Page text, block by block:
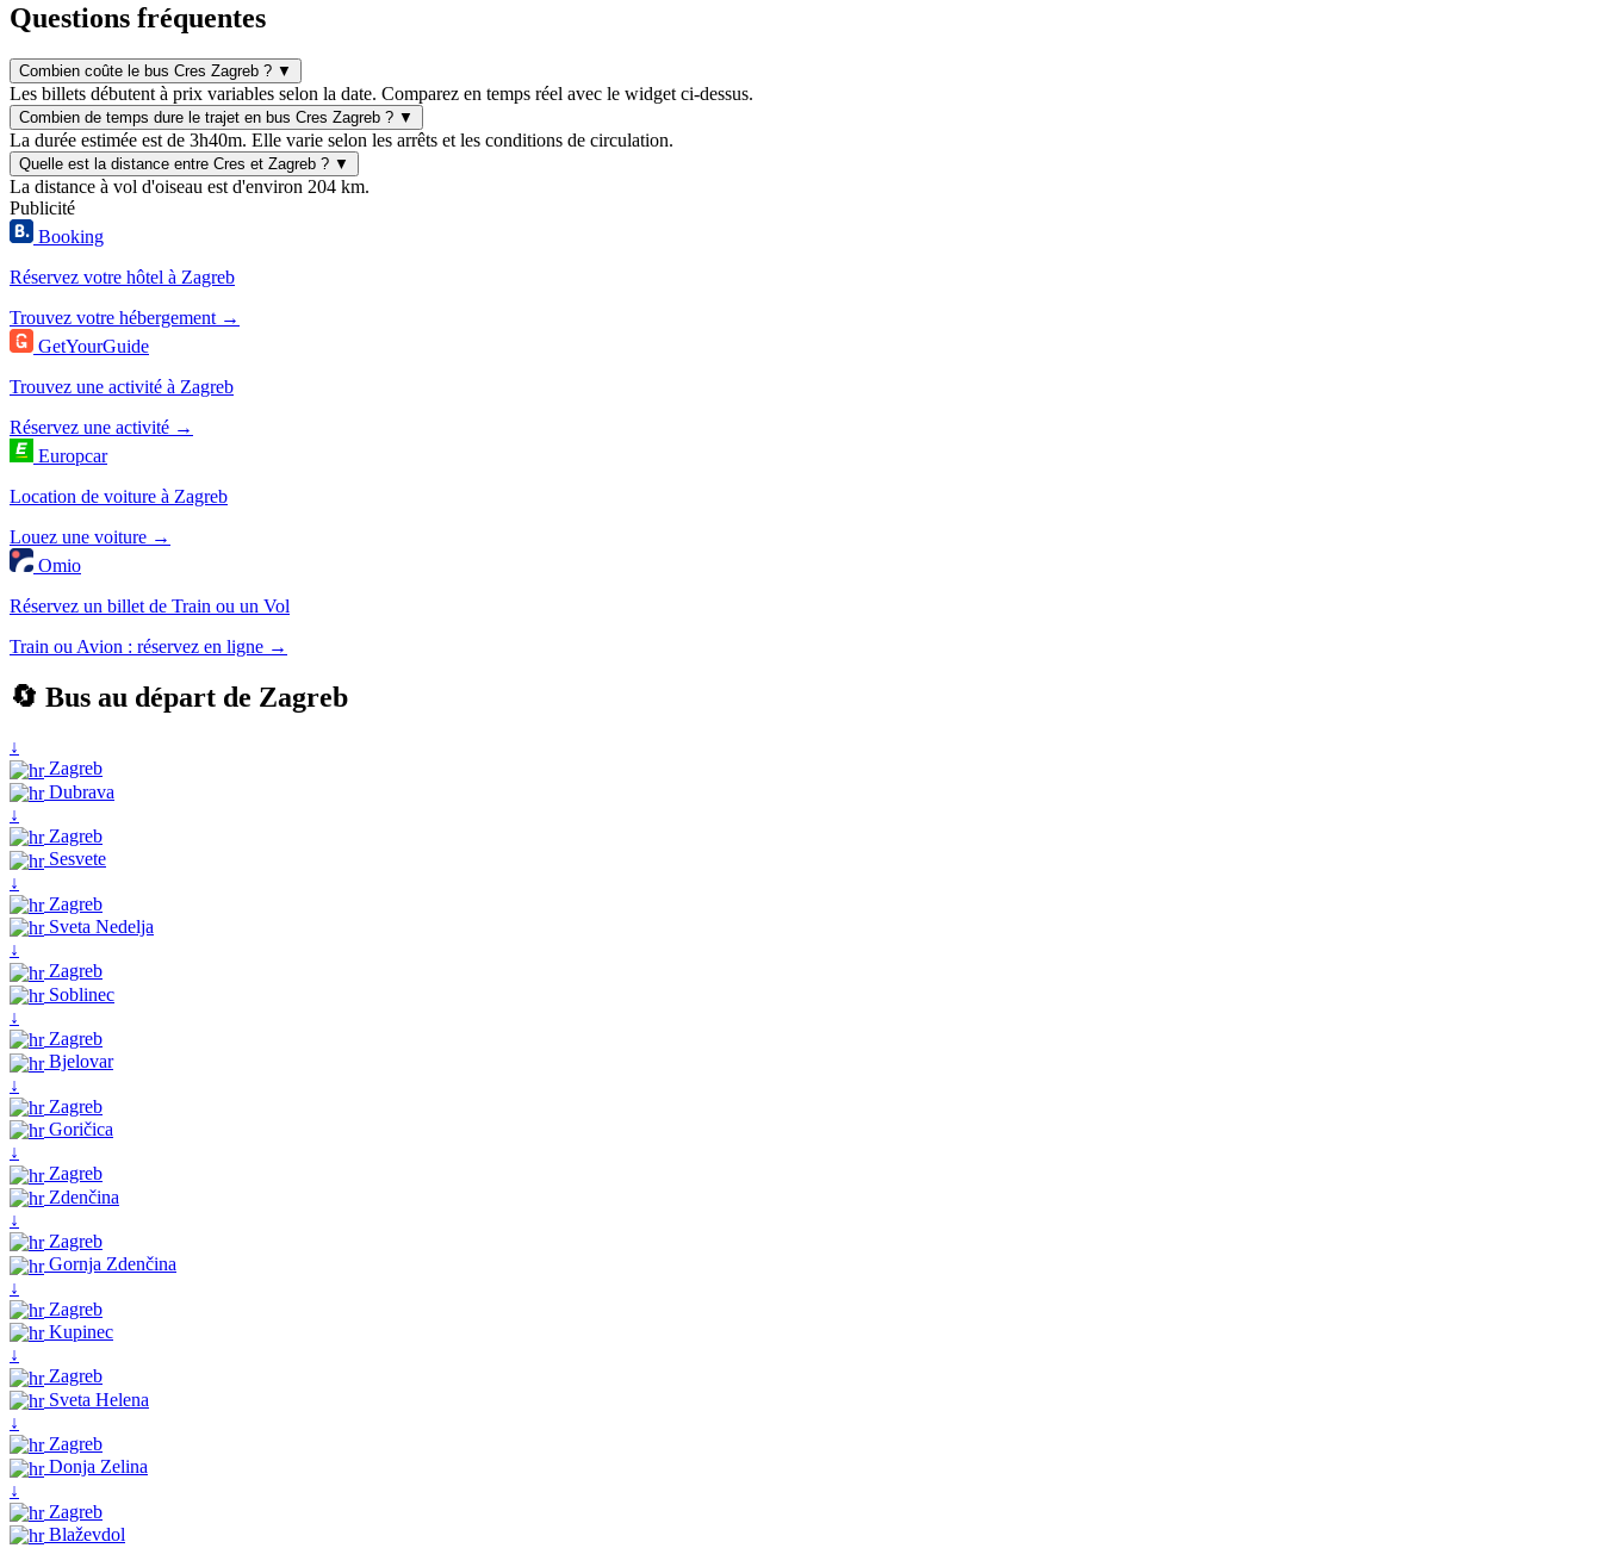
Questions fréquentes
Combien coûte le bus Cres Zagreb ? ▼
Les billets débutent à prix variables selon la date. Comparez en temps réel avec le widget ci-dessus.
Combien de temps dure le trajet en bus Cres Zagreb ? ▼
La durée estimée est de 3h40m. Elle varie selon les arrêts et les conditions de circulation.
Quelle est la distance entre Cres et Zagreb ? ▼
La distance à vol d'oiseau est d'environ 204 km.
Publicité
Booking
Réservez votre hôtel à Zagreb
Trouvez votre hébergement →
GetYourGuide
Trouvez une activité à Zagreb
Réservez une activité →
Europcar
Location de voiture à Zagreb
Louez une voiture →
Omio
Réservez un billet de Train ou un Vol
Train ou Avion : réservez en ligne →
🔄 Bus au départ de Zagreb
↓
Zagreb
Dubrava
↓
Zagreb
Sesvete
↓
Zagreb
Sveta Nedelja
↓
Zagreb
Soblinec
↓
Zagreb
Bjelovar
↓
Zagreb
Goričica
↓
Zagreb
Zdenčina
↓
Zagreb
Gornja Zdenčina
↓
Zagreb
Kupinec
↓
Zagreb
Sveta Helena
↓
Zagreb
Donja Zelina
↓
Zagreb
Blaževdol